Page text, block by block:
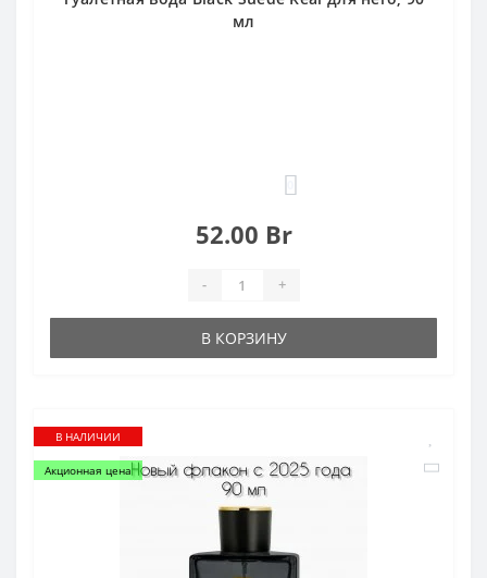
мл
52.00 Br
- +
В КОРЗИНУ
В НАЛИЧИИ
Акционная цена